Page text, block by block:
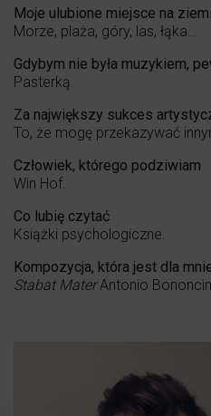
Moje ulubione miejsce na
Morze, plaża, góry, las, łąka…
Gdybym nie była muzykiem,
Pasterką.
Za największy sukces
To, że mogę przekazywać
Człowiek, którego podziwiam
Win Hof.
Co lubię czytać
Książki psychologiczne.
Kompozycja, która jest dla
Stabat MaterAntonio